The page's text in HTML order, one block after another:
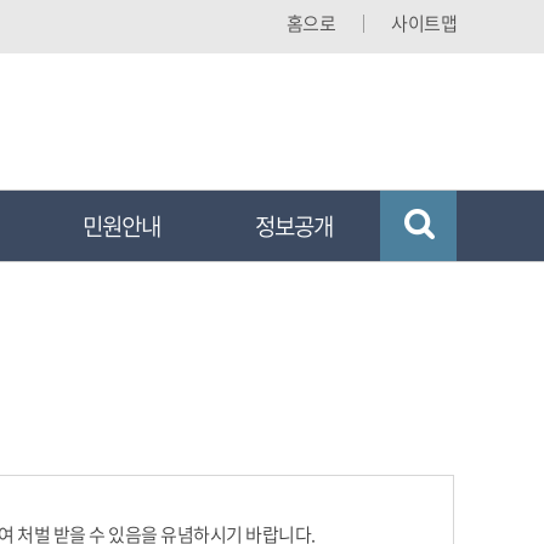
홈으로 사이트맵
민원안내 정보공개
처벌 받을 수 있음을 유념하시기 바랍니다.